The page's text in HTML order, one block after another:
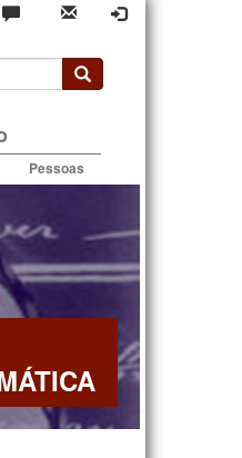
Pessoas